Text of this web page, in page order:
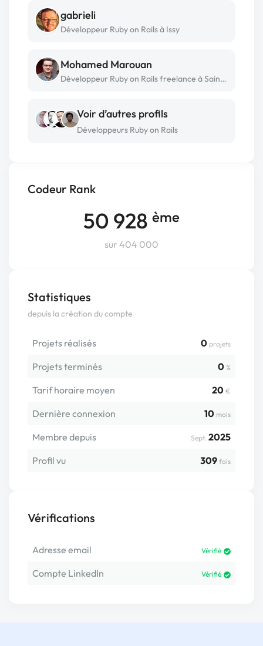
Codeur Rank
50 928 ème
sur 404 000
Statistiques
depuis la création du compte
Projets réalisés 0 projets
Projets terminés 0 %
Tarif horaire moyen 20 €
Dernière connexion 10 mois
Membre depuis Sept. 2025
Profil vu
309 fois
Vérifications
Adresse email Vérifié
Compte LinkedIn Vérifié
gabrieli
Développeur Ruby on Rails à Issy
Mohamed Marouan
Développeur Ruby on Rails freelance à Saint-maur-des-fossés
Voir d’autres profils
Développeurs Ruby on Rails